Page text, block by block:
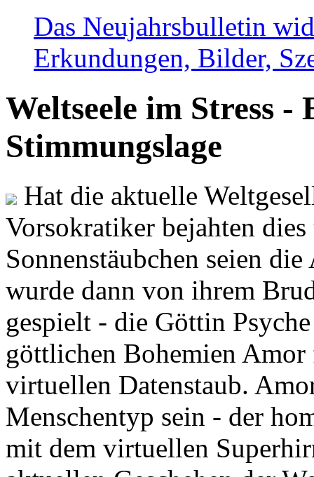
Das Neujahrsbulletin
Erkundungen, Bilder,
Weltseele im Stress -
Stimmungslage
Hat die aktuelle
Vorsokratiker bejahten
Sonnenstäubchen seien
wurde dann von ihrem
gespielt - die Göttin
göttlichen Bohemien
virtuellen Datenstaub.
Menschentyp sein - der
mit dem virtuellen